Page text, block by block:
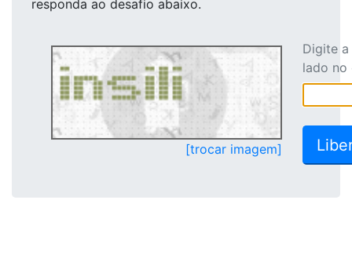
responda ao desafio abaixo.
[trocar imagem]
Digite
lado no